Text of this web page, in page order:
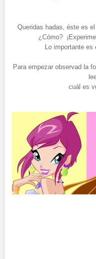
Queridas hadas, éste es
¿Cómo?
Lo importante
Para empezar observad la
cuál es